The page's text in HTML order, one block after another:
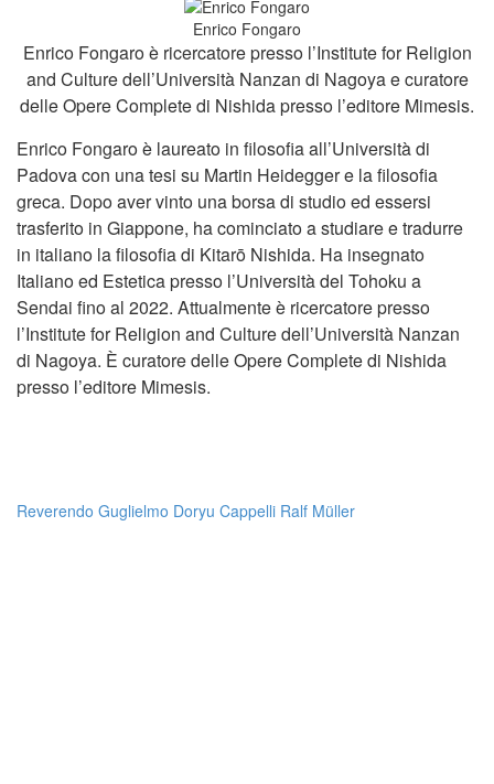
Enrico Fongaro
Enrico Fongaro è ricercatore presso l’Institute for Religion
and Culture dell’Università Nanzan di Nagoya e curatore
delle Opere Complete di Nishida presso l’editore Mimesis.
Enrico Fongaro è laureato in filosofia all’Università di
Padova con una tesi su Martin Heidegger e la filosofia
greca. Dopo aver vinto una borsa di studio ed essersi
trasferito in Giappone, ha cominciato a studiare e tradurre
in italiano la filosofia di Kitarō Nishida. Ha insegnato
Italiano ed Estetica presso l’Università del Tohoku a
Sendai fino al 2022. Attualmente è ricercatore presso
l’Institute for Religion and Culture dell’Università Nanzan
di Nagoya. È curatore delle Opere Complete di Nishida
presso l’editore Mimesis.
Reverendo Guglielmo Doryu Cappelli Ralf Müller